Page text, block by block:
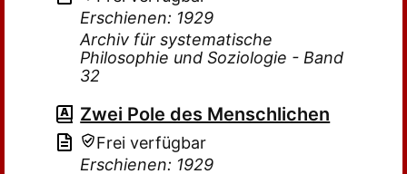
Erschienen: 1929
Archiv für systematische
Philosophie und Soziologie - Band
32
Zwei Pole des Menschlichen
Frei verfügbar
Erschienen: 1929